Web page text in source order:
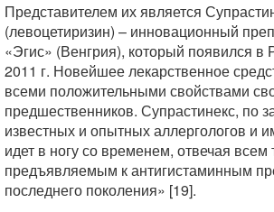
Представителем их является
(левоцетиризин) – инновационный
«Эгис» (Венгрия), который появился в
2011 г. Новейшее лекарственное
всеми положительными свойствами
предшественников. Супрастинекс, по
известных и опытных аллергологов и
идет в ногу со временем, отвечая
предъявляемым к антигистаминным
последнего поколения» [19].